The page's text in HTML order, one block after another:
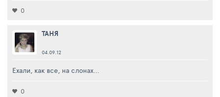
0
ТАНЯ
04.09.12
Ехали, как все, на слонах...
0